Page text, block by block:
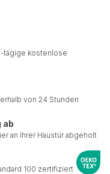
tägige kostenlose
von 24 Stunden
ab
an Ihrer Haustür abgeholt
100 zertifiziert